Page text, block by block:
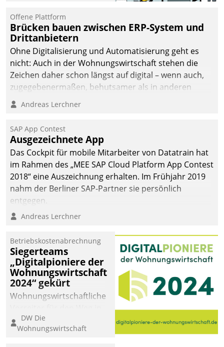
Jahresbeginn eine
Überblick, Einsicht und
Eingriff bietende Lösung.
Zur Entwicklung setzte
man auf
Cloudtechnologie,
bewährte und Startup-
agile Projektmethoden.
Offene Plattform
Brücken bauen zwischen ERP-System und
Drittanbietern
Ohne Digitalisierung und Automatisierung geht es
nicht: Auch in der Wohnungswirtschaft stehen die
Zeichen daher schon längst auf digital – wenn auch,
zugegebenermaßen, behutsamer als in anderen
Branchen.
Andreas Lerchner
SAP App Contest
Ausgezeichnete App
Das Cockpit für mobile Mitarbeiter von Datatrain hat
im Rahmen des „MEE SAP Cloud Platform App Contest
2018“ eine Auszeichnung erhalten. Im Frühjahr 2019
nahm der Berliner SAP-Partner sie persönlich
entgegen.
Andreas Lerchner
Betriebskostenabrechnung
Siegerteams
„Digitalpioniere der
Wohnungswirtschaft
2024“ gekürt
Wohnungswirtschaftliche
eine digitale Zukunft zu
finden, ist das Ziel des
DW Die
Wohnungswirtschaft